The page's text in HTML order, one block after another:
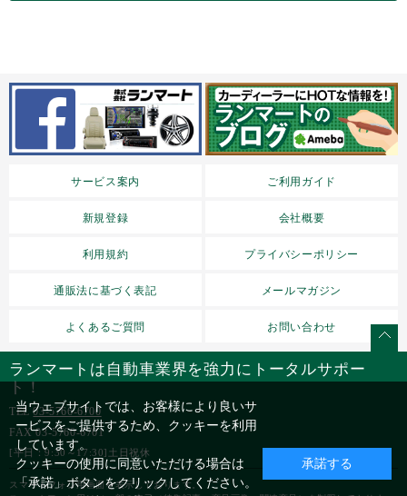
サービス案内 ご利用ガイド
新規登録 会社概要
利用規約 プライバシーポリシー
通販法に基づく表記 メールマガジン
よくあるご質問 お問い合わせ
ランマートは自動車業界を強力にトータルサポー
ト！
TEL03-5766-6700
FAX 03-5760-6701
[平日：9:30～17:30]土日祝休
スマートフォン用画面を表示しております。
当ウェブサイトでは、お客様により良いサ
ービスをご提供するため、クッキーを利用
しています。
クッキーの使用に同意いただける場合は
「承諾」ボタンをクリックしてください。
承諾する